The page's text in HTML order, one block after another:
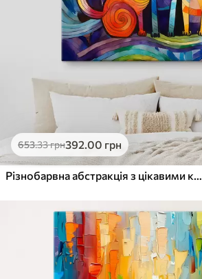
653.33грн392.00 грн
Різнобарвна абстракція з цікавими котиками